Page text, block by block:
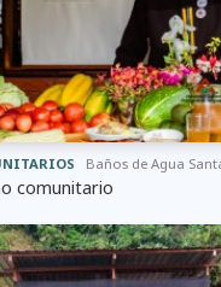
Baños de Agua
comunitario